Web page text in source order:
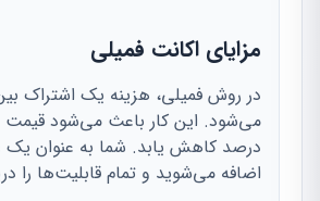
مزایای اکانت فمیلی
درصد کاهش یابد. شما به عنوان یک
اضافه می‌شوید و تمام قابلیت‌ها را